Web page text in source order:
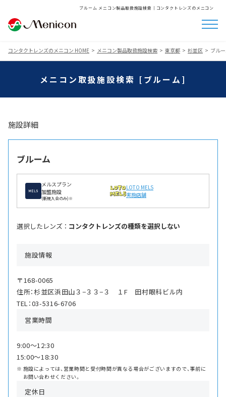
ブルーム メニコン製品取扱施設検索│コンタクトレンズのメニコン
コンタクトレンズのメニコン HOME メニコン製品取扱施設検索 東京都 杉並区 ブル
メニコン取扱施設検索 [ブルーム]
施設詳細
ブルーム
メルスプラン
加盟施設
(新規入会のみ)※
LOTO MELS
実施店舗
選択したレンズ ： コンタクトレンズの種類を選択しない
施設情報
〒168-0065
住所：杉並区浜田山３−３３−３ １F 田村眼科ビル内
TEL：03-5316-6706
営業時間
9:00〜12:30
15:00〜18:30
施設によっては、営業時間と受付時間が異なる場合がございますので、事前に
お問い合わせください。
定休日